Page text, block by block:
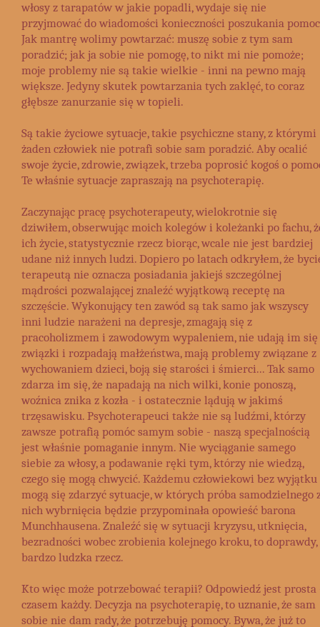
włosy z tarapatów w jakie popadli, wydaje się nie
przyjmować do wiadomości konieczności poszukania
Jak mantrę wolimy powtarzać: muszę sobie z tym sam
poradzić; jak ja sobie nie pomogę, to nikt mi nie pomoże;
moje problemy nie są takie wielkie - inni na pewno mają
większe. Jedyny skutek powtarzania tych zaklęć, to coraz
głębsze zanurzanie się w topieli.
Są takie życiowe sytuacje, takie psychiczne stany, z którymi
żaden człowiek nie potrafi sobie sam poradzić. Aby ocalić
swoje życie, zdrowie, związek, trzeba poprosić kogoś o
Te właśnie sytuacje zapraszają na psychoterapię.
Zaczynając pracę psychoterapeuty, wielokrotnie się
dziwiłem, obserwując moich kolegów i koleżanki po fachu,
ich życie, statystycznie rzecz biorąc, wcale nie jest bardziej
udane niż innych ludzi. Dopiero po latach odkryłem, że
terapeutą nie oznacza posiadania jakiejś szczególnej
mądrości pozwalającej znaleźć wyjątkową receptę na
szczęście. Wykonujący ten zawód są tak samo jak wszyscy
inni ludzie narażeni na depresje, zmagają się z
pracoholizmem i zawodowym wypaleniem, nie udają im się
związki i rozpadają małżeństwa, mają problemy związane z
wychowaniem dzieci, boją się starości i śmierci... Tak samo
zdarza im się, że napadają na nich wilki, konie ponoszą,
woźnica znika z kozła - i ostatecznie lądują w jakimś
trzęsawisku. Psychoterapeuci także nie są ludźmi, którzy
zawsze potrafią pomóc samym sobie - naszą specjalnością
jest właśnie pomaganie innym. Nie wyciąganie samego
siebie za włosy, a podawanie ręki tym, którzy nie wiedzą,
czego się mogą chwycić. Każdemu człowiekowi bez wyjątku
mogą się zdarzyć sytuacje, w których próba samodzielnego
nich wybrnięcia będzie przypominała opowieść barona
Munchhausena. Znaleźć się w sytuacji kryzysu, utknięcia,
bezradności wobec zrobienia kolejnego kroku, to doprawdy,
bardzo ludzka rzecz.
Kto więc może potrzebować terapii? Odpowiedź jest prosta
czasem każdy. Decyzja na psychoterapię, to uznanie, że sam
sobie nie dam rady, że potrzebuję pomocy. Bywa, że już to